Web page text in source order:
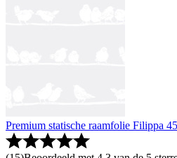
Premium statische raamfolie Filippa